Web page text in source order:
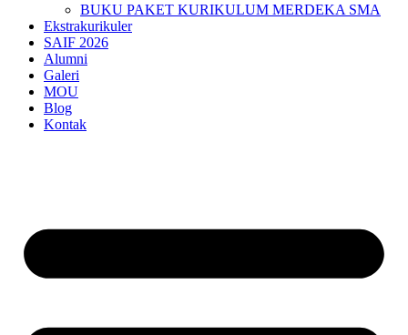
BUKU PAKET KURIKULUM MERDEKA SMA
Ekstrakurikuler
SAIF 2026
Alumni
Galeri
MOU
Blog
Kontak